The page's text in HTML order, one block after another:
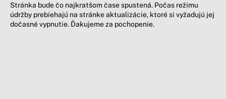
Stránka bude čo najkratšom čase spustená. Počas režimu
údržby prebiehajú na stránke aktualizácie, ktoré si vyžadujú jej
dočasné vypnutie. Ďakujeme za pochopenie.